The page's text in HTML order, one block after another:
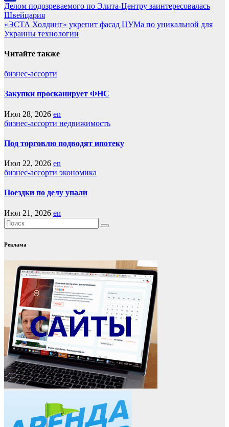
LiveJournal
Навигация
по
записям
Делом подозреваемого по Элита-Центру заинтересовалась
Швейцария
«ЭСТА Холдинг» укрепит фасад ЦУМа по уникальной для
Украины технологии
Читайте также
бизнес-ассорти
Закупки просканирует ФНС
Июл 28, 2026 en
бизнес-ассорти недвижимость
Под торговлю подводят ипотеку
Июл 22, 2026 en
бизнес-ассорти экономика
Поездки по делу упали
Июл 21, 2026 en
Реклама